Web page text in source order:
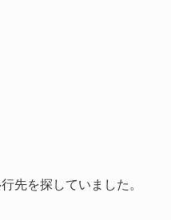
先を探していました。